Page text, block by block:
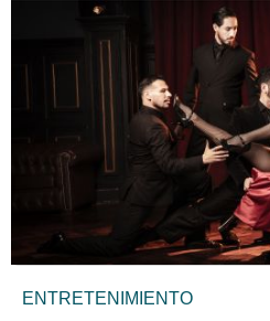
ENTRETENIMIENTO